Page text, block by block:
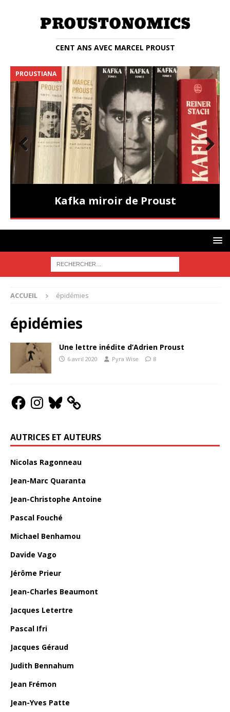
CENT ANS AVEC MARCEL PROUST
PROUSTIANA
Kafka miroir de Proust
Nex
ACCUEIL épidémies
épidémies
Une lettre inédite d’Adrien Proust
6 avril 2020 Pyra Wise 8
AUTRICES ET AUTEURS
Nicolas Ragonneau
Jean-Marc Quaranta
Jean-Christophe Antoine
Pascal Fouché
Michael Benhamou
Davide Vago
Jérôme Prieur
Jean-Charles Beaumont
Jacques Letertre
Pascal Ifri
Jacques Géraud
Judith Bennahum
Jean Frémon
Jean-Yves Patte